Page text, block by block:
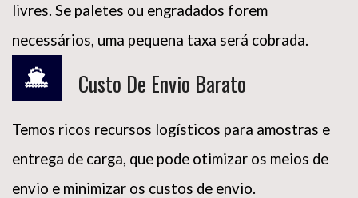
livres. Se paletes ou engradados forem
necessários, uma pequena taxa será cobrada.
Custo De Envio Barato
Temos ricos recursos logísticos para amostras e
entrega de carga, que pode otimizar os meios de
envio e minimizar os custos de envio.